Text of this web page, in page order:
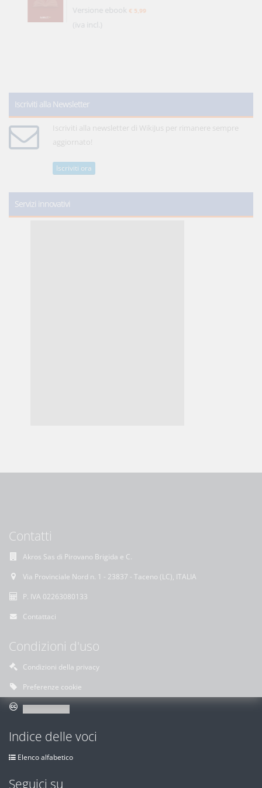
Versione ebook€ 5,99
(iva incl.)
Iscriviti alla Newsletter
Iscriviti alla newsletter di WikiJus per rimanere sempre
aggiornato!
Iscriviti ora
Servizi innovativi
Contatti
Akros Sas di Pirovano Brigida e C.
Via Provinciale Nord n. 1 - 23837 - Taceno (LC), ITALIA
P. IVA 02263080133
Contattaci
Condizioni d'uso
Condizioni della privacy
Preferenze cookie
Indice delle voci
Elenco alfabetico
Seguici su